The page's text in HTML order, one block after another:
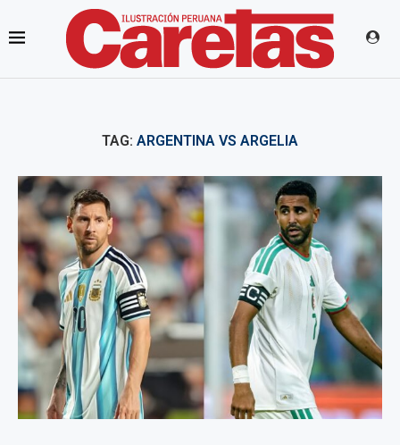
TAG: ARGENTINA VS ARGELIA